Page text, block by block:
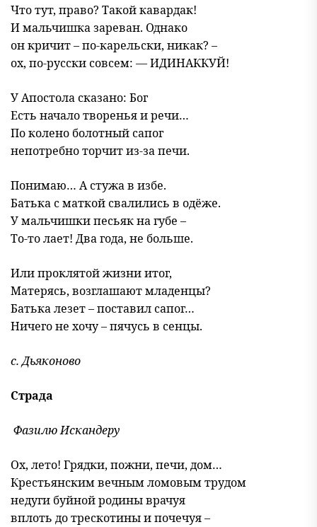
Что тут, право? Такой кавардак!
И мальчишка зареван. Однако
он кричит – по-карельски, никак? –
ох, по-русски совсем: — ИДИНАККУЙ!
У Апостола сказано: Бог
Есть начало творенья и речи…
По колено болотный сапог
непотребно торчит из-за печи.
Понимаю… А стужа в избе.
Батька с маткой свалились в одёже.
У мальчишки песьяк на губе –
То-то лает! Два года, не больше.
Или проклятой жизни итог,
Матерясь, возглашают младенцы?
Батька лезет – поставил сапог…
Ничего не хочу – пячусь в сенцы.
с. Дьяконово
Страда
Фазилю Искандеру
Ох, лето! Грядки, пожни, печи, дом…
Крестьянским вечным ломовым трудом
недуги буйной родины врачуя
вплоть до трескотины и почечуя –